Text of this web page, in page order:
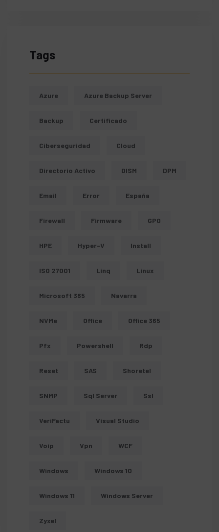
Tags
Azure Azure Backup Server
Backup Certificado
Ciberseguridad Cloud
Directorio Activo DISM DPM
Email Error España
Firewall Firmware GPO
HPE Hyper-V Install
ISO 27001 Linq Linux
Microsoft 365 Navarra
NVMe Office Office 365
Pfx Powershell Rdp
Reset SAS Shoretel
SNMP Sql Server Ssl
VeriFactu Visual Studio
Voip Vpn WCF
Windows Windows 10
Windows 11 Windows Server
Zyxel